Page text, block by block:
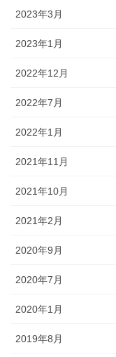
2023年3月
2023年1月
2022年12月
2022年7月
2022年1月
2021年11月
2021年10月
2021年2月
2020年9月
2020年7月
2020年1月
2019年8月